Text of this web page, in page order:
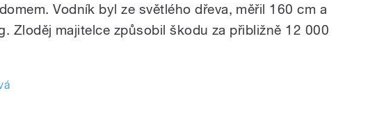
Vodník byl ze světlého dřeva, měřil 160 cm a
Zloděj majitelce způsobil škodu za přibližně 12 000